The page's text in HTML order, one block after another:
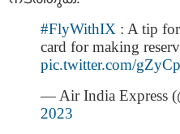
#FlyWithIX : A tip
card for making
pic.twitter.com/
— Air India Express
2023